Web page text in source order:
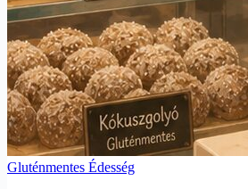
Gluténmentes Édesség